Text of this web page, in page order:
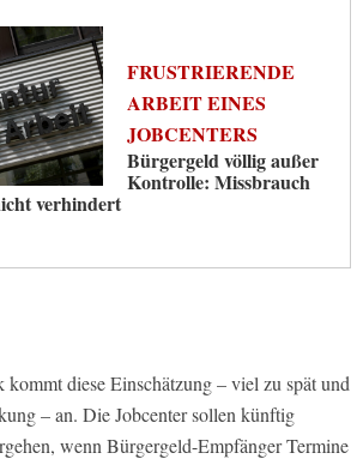
FRUSTRIERENDE
ARBEIT EINES
JOBCENTERS
Bürgergeld völlig außer
Kontrolle: Missbrauch
verhindert
diese Einschätzung – viel zu spät und
– an. Die Jobcenter sollen künftig
wenn Bürgergeld-Empfänger Termine